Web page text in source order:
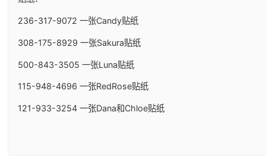
236-317-9072 一张Candy贴纸
308-175-8929 一张Sakura贴纸
500-843-3505 一张Luna贴纸
115-948-4696 一张RedRose贴纸
121-933-3254 一张Dana和Chloe贴纸